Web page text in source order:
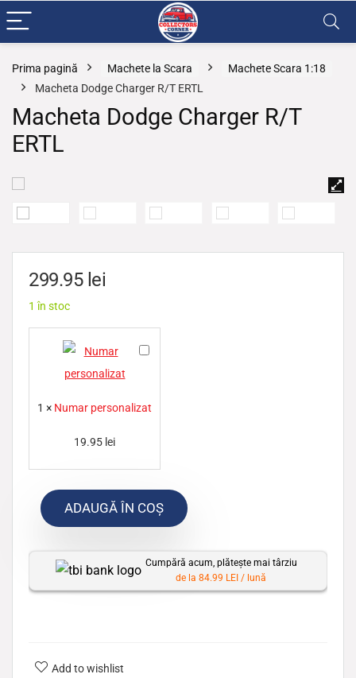
Prima pagină Machete la Scara
Machete Scara 1:18
Macheta Dodge Charger R/T ERTL
Macheta Dodge Charger R/T
ERTL
299.95 lei
1 în stoc
N
r
s
n
a
1 × Numar personalizat
19.95 lei
ADAUGĂ ÎN COȘ
Cumpără acum, plătește mai târziu
de la 84.99 LEI / lună
Add to wishlist